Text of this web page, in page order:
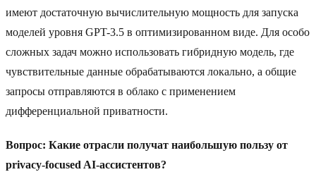
имеют достаточную вычислительную мощность для запуска
моделей уровня GPT-3.5 в оптимизированном виде. Для особо
сложных задач можно использовать гибридную модель, где
чувствительные данные обрабатываются локально, а общие
запросы отправляются в облако с применением
дифференциальной приватности.
Вопрос: Какие отрасли получат наибольшую пользу от
privacy-focused AI-ассистентов?